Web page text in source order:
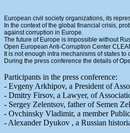
European civil society organizations, its
In the context of the global financial crisis,
against corruption in Europe.
The future of Europe is impossible without
Open European Anti-Corruption Center
It is not enough intra mechanisms of states
During the press conference the details of
Participants in the press conference:
- Evgeny Arkhipov, a President of
- Dmitry Firsov, a Lawyer, of
- Sergey Zelentsov, father of Semen
- Ovchinsky Vladimir, a member
- Alexander Dyukov , a Russian